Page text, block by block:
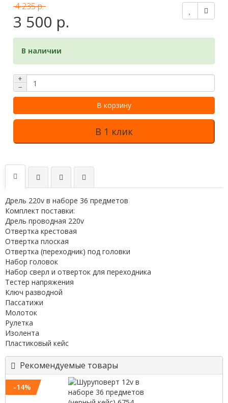
4 235 р.
3 500 р.
В наличии
+
−
В корзину
В 1 клик
Дрель 220v в наборе 36 предметов
Комплект поставки:
Дрель проводная 220v
Отвертка крестовая
Отвертка плоская
Отвертка (переходник) под головки
Набор головок
Набор сверл и отверток для переходника
Тестер напряжения
Ключ разводной
Пассатижи
Молоток
Рулетка
Изолента
Пластиковый кейс
Рекомендуемые товары
-14%